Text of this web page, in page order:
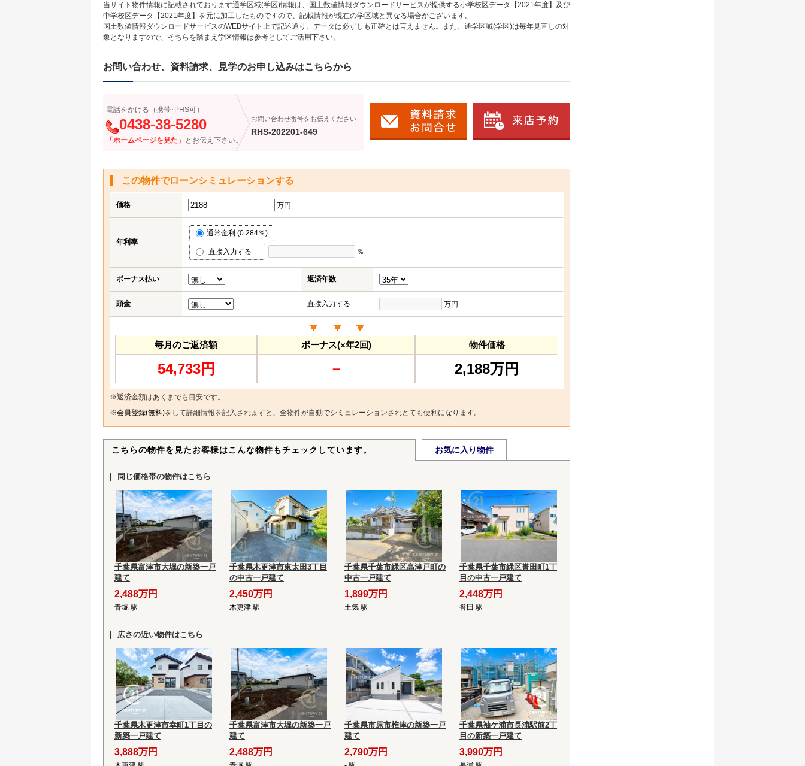
当サイト物件情報に記載されております通学区域(学区)情報は、国土数値情報ダウンロードサービスが提供する小学校区データ【2021年度】及び
中学校区データ【2021年度】を元に加工したものですので、記載情報が現在の学区域と異なる場合がございます。
国土数値情報ダウンロードサービスのWEBサイト上で記述通り、データは必ずしも正確とは言えません。また、通学区域(学区)は毎年見直しの対
象となりますので、そちらを踏まえ学区情報は参考としてご活用下さい。
お問い合わせ、資料請求、見学のお申し込みはこちらから
電話をかける（携帯･PHS可）
0438-38-5280
「ホームページを見た」 とお伝え下さい。
お問い合わせ番号をお伝えください
RHS-202201-649
この物件でローンシミュレーションする
価格 万円
年利率
通常金利 (0.284％)
直接入力する ％
ボーナス払い 返済年数
頭金 直接入力する 万円
毎月のご返済額
54,733円
ボーナス(×年2回)
－
物件価格
2,188万円
※返済金額はあくまでも目安です。
※会員登録(無料)をして詳細情報を記入されますと、全物件が自動でシミュレーションされとても便利になります。
こちらの物件を見たお客様はこんな物件もチェックしています。 お気に入り物件
同じ価格帯の物件はこちら
千葉県富津市大堀の新築一戸
建て
2,488万円
青堀 駅
千葉県木更津市東太田3丁目
の中古一戸建て
2,450万円
木更津 駅
千葉県千葉市緑区高津戸町の
中古一戸建て
1,899万円
土気 駅
千葉県千葉市緑区誉田町1丁
目の中古一戸建て
2,448万円
誉田 駅
広さの近い物件はこちら
千葉県木更津市幸町1丁目の
新築一戸建て
3,888万円
千葉県富津市大堀の新築一戸
建て
2,488万円
千葉県市原市椎津の新築一戸
建て
2,790万円
千葉県袖ケ浦市長浦駅前2丁
目の新築一戸建て
3,990万円